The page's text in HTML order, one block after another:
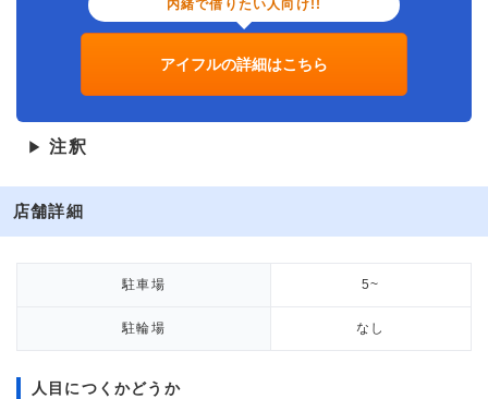
内緒で借りたい人向け!!
アイフルの詳細はこちら
▶ 注釈
店舗詳細
駐車場 5~
駐輪場 なし
人目につくかどうか